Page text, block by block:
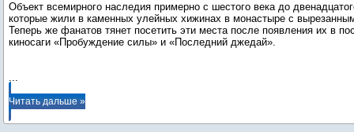
Объект всемирного наследия примерно с шестого века до
которые жили в каменных улейных хижинах в монастыре с
Теперь же фанатов тянет посетить эти места после появления их в
киносаги «Пробуждение силы» и «Последний джедай».
...
Читать дальше »